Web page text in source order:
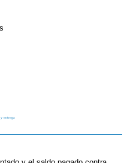
y entrega